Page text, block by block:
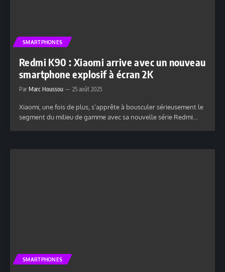
SMARTPHONES
Redmi K90 : Xiaomi arrive avec un nouveau
smartphone explosif à écran 2K
Par Marc Houssou 25 août 2025
Xiaomi, une fois de plus, s’apprête à bousculer sérieusement le
segment du milieu de gamme avec sa nouvelle série Redmi…
SMARTPHONES